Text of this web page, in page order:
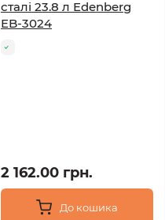
сталі 23.8 л Edenberg
EB-3024
2 162.00 грн.
До кошика